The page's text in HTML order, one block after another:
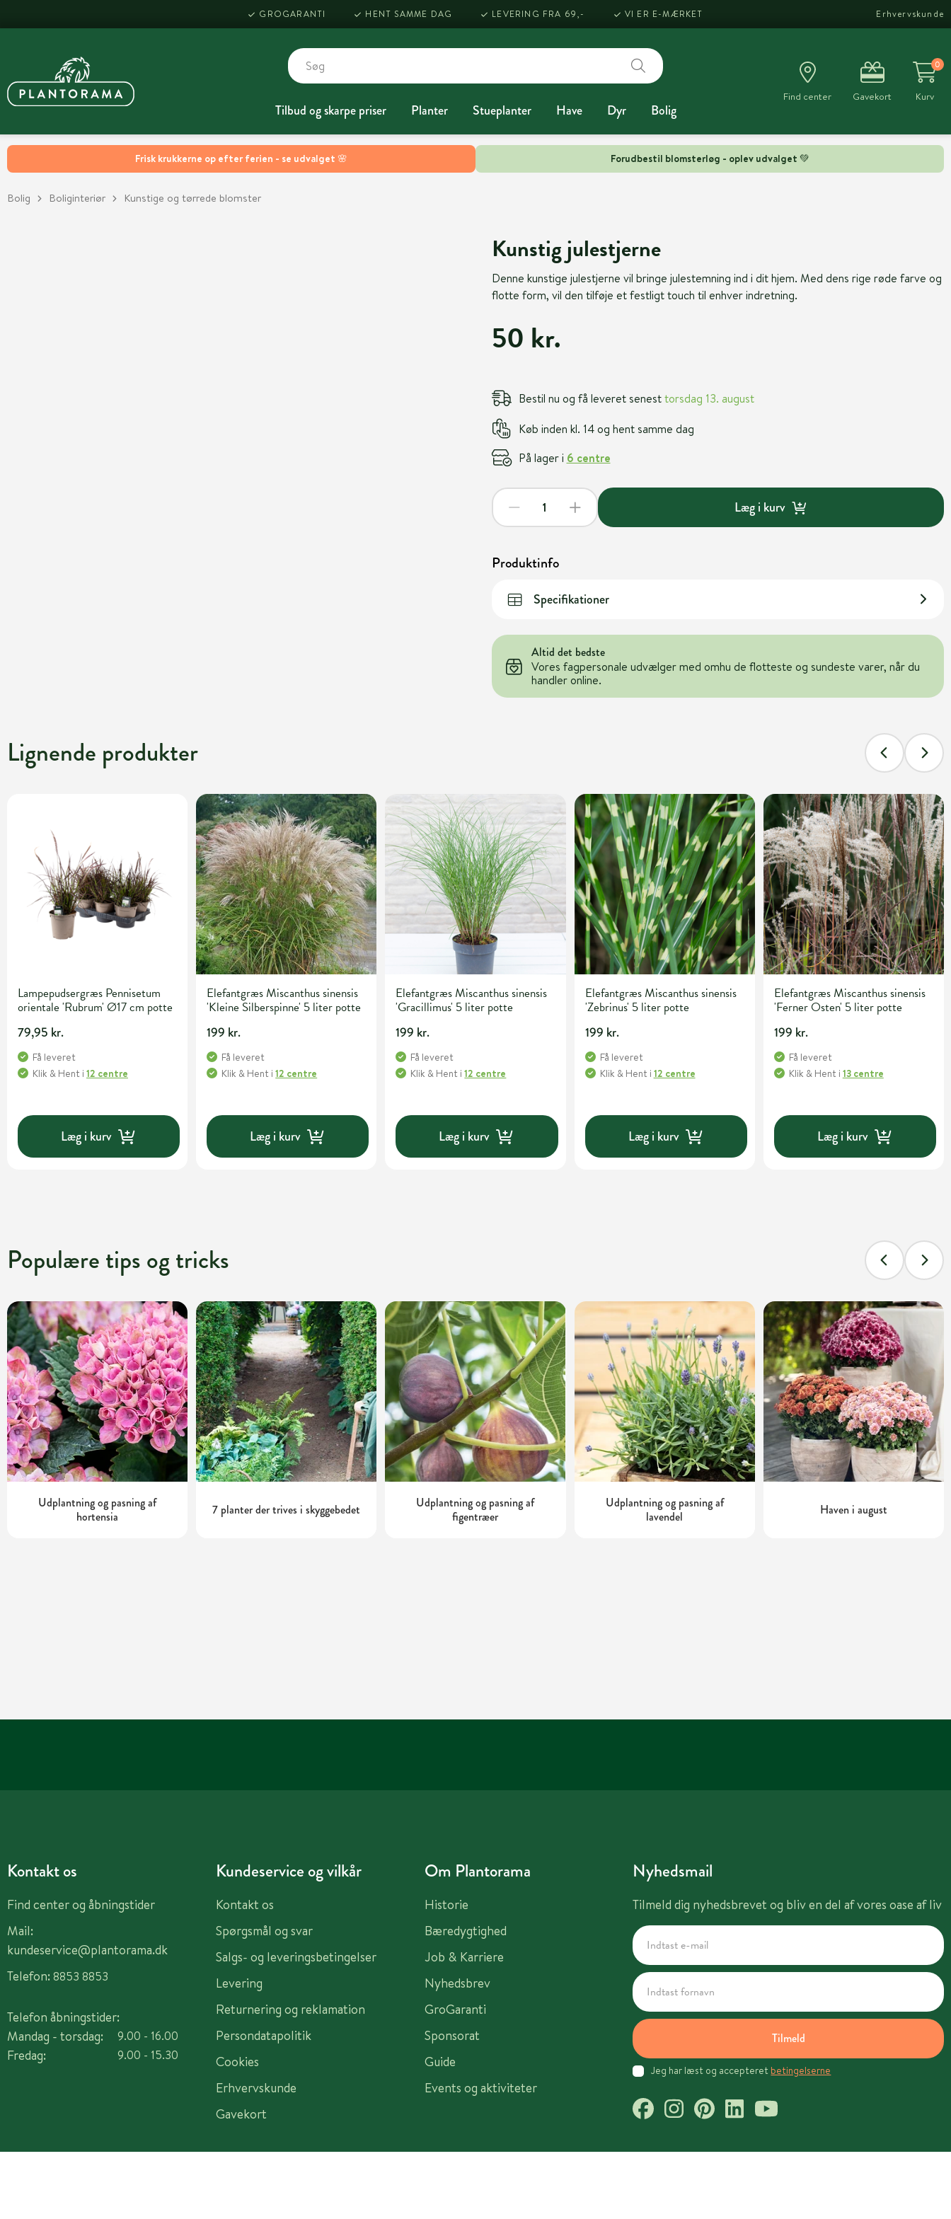
Frisk krukkerne op efter ferien - se udvalget 🌸 Forudbestil blomsterløg - oplev udvalget 💚
GROGARANTI HENT SAMME DAG LEVERING FRA 69,- VI ER E-MÆRKET Erhvervskunde
Tilbud og skarpe priser Planter Stueplanter Have Dyr Bolig
Find center Gavekort
0
Kurv
Bolig Boliginteriør Kunstige og tørrede blomster
Kunstig julestjerne
Denne kunstige julestjerne vil bringe julestemning ind i dit hjem. Med dens rige røde farve og
flotte form, vil den tilføje et festligt touch til enhver indretning.
50 kr.
Bestil nu og få leveret senesttorsdag 13. august
Køb inden kl. 14 og hent samme dag
På lager i 6 centre
Læg i kurv
Produktinfo
Specifikationer
Altid det bedste
Vores fagpersonale udvælger med omhu de flotteste og sundeste varer, når du
handler online.
Lignende produkter
Lampepudsergræs Pennisetum
orientale 'Rubrum' Ø17 cm potte
79,95 kr.
Få leveret
Klik & Hent i 12 centre
Læg i kurv
Elefantgræs Miscanthus sinensis
'Kleine Silberspinne' 5 liter potte
199 kr.
Få leveret
Klik & Hent i12 centre
Læg i kurv
Elefantgræs Miscanthus sinensis
'Gracillimus' 5 liter potte
199 kr.
Få leveret
Klik & Hent i12 centre
Læg i kurv
Elefantgræs Miscanthus sinensis
'Zebrinus' 5 liter potte
199 kr.
Få leveret
Klik & Hent i 12 centre
Læg i kurv
Elefantgræs Miscanthus sinensis
'Ferner Osten' 5 liter potte
199 kr.
Få leveret
Klik & Hent i 13 centre
Læg i kurv
Populære tips og tricks
Udplantning og pasning af
hortensia
7 planter der trives i skyggebedet
Udplantning og pasning af
figentræer
Udplantning og pasning af
lavendel
Haven i august
Kontakt os
Find center og åbningstider
Mail:
kundeservice@plantorama.dk
Telefon: 8853 8853
Telefon åbningstider:
Mandag - torsdag:
Fredag:
9.00 - 16.00
9.00 - 15.30
Kundeservice og vilkår
Kontakt os
Spørgsmål og svar
Salgs- og leveringsbetingelser
Levering
Returnering og reklamation
Persondatapolitik
Cookies
Erhvervskunde
Gavekort
Om Plantorama
Historie
Bæredygtighed
Job & Karriere
Nyhedsbrev
GroGaranti
Sponsorat
Guide
Events og aktiviteter
Nyhedsmail
Tilmeld dig nyhedsbrevet og bliv en del af vores oase af liv
Tilmeld
Jeg har læst og accepteret betingelserne